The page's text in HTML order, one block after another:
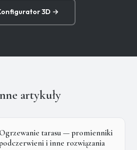
3D →
artykuły
Ogrzewanie tarasu — promienniki
i inne rozwiązania